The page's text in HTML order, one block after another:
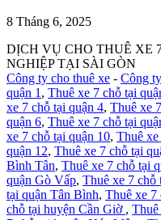
8 Tháng 6, 2025
DỊCH VỤ CHO THUÊ XE
NGHIỆP TẠI SÀI GÒN
Công ty cho thuê xe - Công
quận 1 , Thuê xe 7 chỗ tại
xe 7 chỗ tại quận 4, Thuê xe
quận 6, Thuê xe 7 chỗ tại
xe 7 chỗ tại quận 10, Thuê xe
quận 12, Thuê xe 7 chỗ tại
Bình Tân, Thuê xe 7 chỗ tại
quận Gò Vấp, Thuê xe 7 chỗ
tại quận Tân Bình, Thuê xe 7
chỗ tại huyện Cần Giờ ,